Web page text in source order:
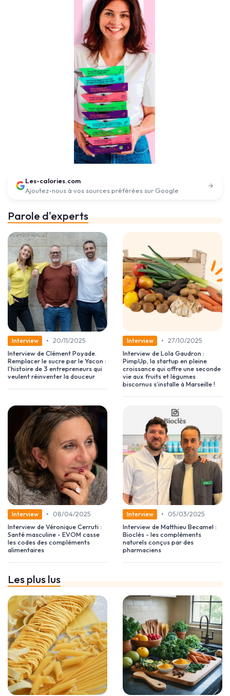
Les-calories.com
Ajoutez-nous à vos sources préférées sur Google
Parole d'experts
Interview • 20/11/2025
Interview de Clément Poyade.
Remplacer le sucre par le Yacon :
l’histoire de 3 entrepreneurs qui
veulent réinventer la douceur
Interview • 27/10/2025
Interview de Lola Gaudron :
PimpUp, la startup en pleine
croissance qui offre une seconde
vie aux fruits et légumes
biscornus s’installe à Marseille !
Interview •
08/04/2025
Interview de Véronique Cerruti :
Santé masculine - EVOM casse
les codes des compléments
alimentaires
Interview •
05/03/2025
Interview de Matthieu Becamel :
Bioclès - les compléments
naturels conçus par des
pharmaciens
Les plus lus